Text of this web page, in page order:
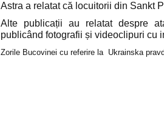
Astra a relatat că locuitorii din Sankt
Alte publicații au relatat despre
publicând fotografii și videoclipuri cu
Zorile Bucovinei cu referire la Ukrainska